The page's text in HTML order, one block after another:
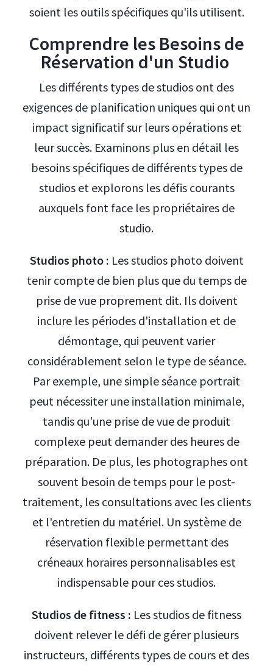
soient les outils spécifiques qu'ils utilisent.
Comprendre les Besoins de
Réservation d'un Studio
Les différents types de studios ont des
exigences de planification uniques qui ont un
impact significatif sur leurs opérations et
leur succès. Examinons plus en détail les
besoins spécifiques de différents types de
studios et explorons les défis courants
auxquels font face les propriétaires de
studio.
Studios photo : Les studios photo doivent
tenir compte de bien plus que du temps de
prise de vue proprement dit. Ils doivent
inclure les périodes d'installation et de
démontage, qui peuvent varier
considérablement selon le type de séance.
Par exemple, une simple séance portrait
peut nécessiter une installation minimale,
tandis qu'une prise de vue de produit
complexe peut demander des heures de
préparation. De plus, les photographes ont
souvent besoin de temps pour le post-
traitement, les consultations avec les clients
et l'entretien du matériel. Un système de
réservation flexible permettant des
créneaux horaires personnalisables est
indispensable pour ces studios.
Studios de fitness : Les studios de fitness
doivent relever le défi de gérer plusieurs
instructeurs, différents types de cours et des